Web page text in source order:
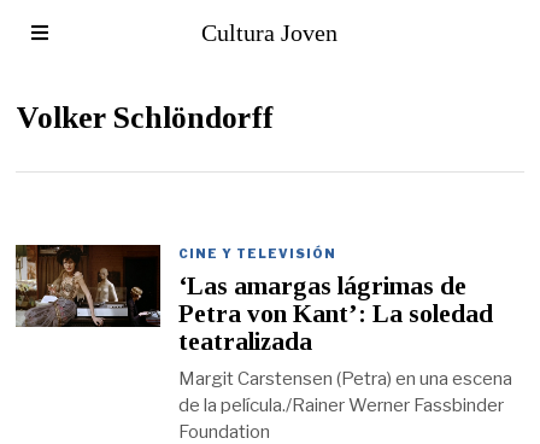
Cultura Joven
Volker Schlöndorff
CINE Y TELEVISIÓN
‘Las amargas lágrimas de
Petra von Kant’: La soledad
teatralizada
Margit Carstensen (Petra) en una escena
de la película./Rainer Werner Fassbinder
Foundation